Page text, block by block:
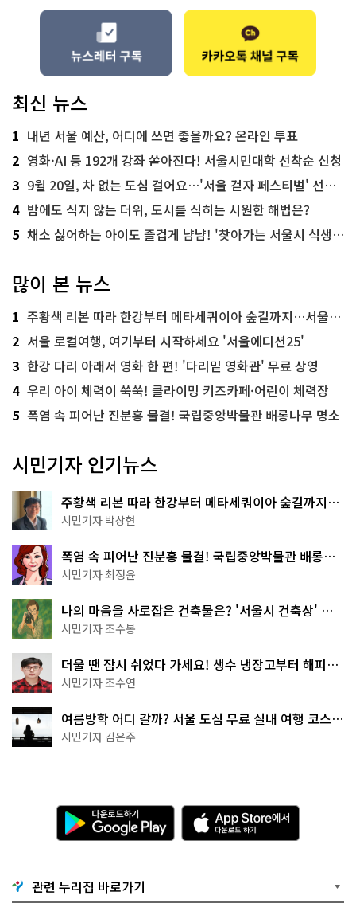
최신 뉴스
1 내년 서울 예산, 어디에 쓰면 좋을까요? 온라인 투표
2 영화·AI 등 192개 강좌 쏟아진다! 서울시민대학 선착순 신청
3 9월 20일, 차 없는 도심 걸어요…'서울 걷자 페스티벌' 선착순 5천명
4 밤에도 식지 않는 더위, 도시를 식히는 시원한 해법은?
5 채소 싫어하는 아이도 즐겁게 냠냠! '찾아가는 서울시 식생활 교육' 현장
많이 본 뉴스
1 주황색 리본 따라 한강부터 메타세쿼이아 숲길까지…서울둘레길 15코스
2 서울 로컬여행, 여기부터 시작하세요 '서울에디션25'
3 한강 다리 아래서 영화 한 편! '다리밑 영화관' 무료 상영
4 우리 아이 체력이 쑥쑥! 클라이밍 키즈카페·어린이 체력장
5 폭염 속 피어난 진분홍 물결! 국립중앙박물관 배롱나무 명소
시민기자 인기뉴스
주황색 리본 따라 한강부터 메타세쿼이아 숲길까지…
서울둘레길 15코스
시민기자 박상현
폭염 속 피어난 진분홍 물결! 국립중앙박물관 배롱나
무 명소
시민기자 최정윤
나의 마음을 사로잡은 건축물은? '서울시 건축상' 수
상작 공개!
시민기자 조수봉
더울 땐 잠시 쉬었다 가세요! 생수 냉장고부터 해피소
·무더위쉼터까지
시민기자 조수연
여름방학 어디 갈까? 서울 도심 무료 실내 여행 코스
추천
시민기자 김은주
다
운
로
기
G
o
A
p
p
e
관련 누리집 바로가기